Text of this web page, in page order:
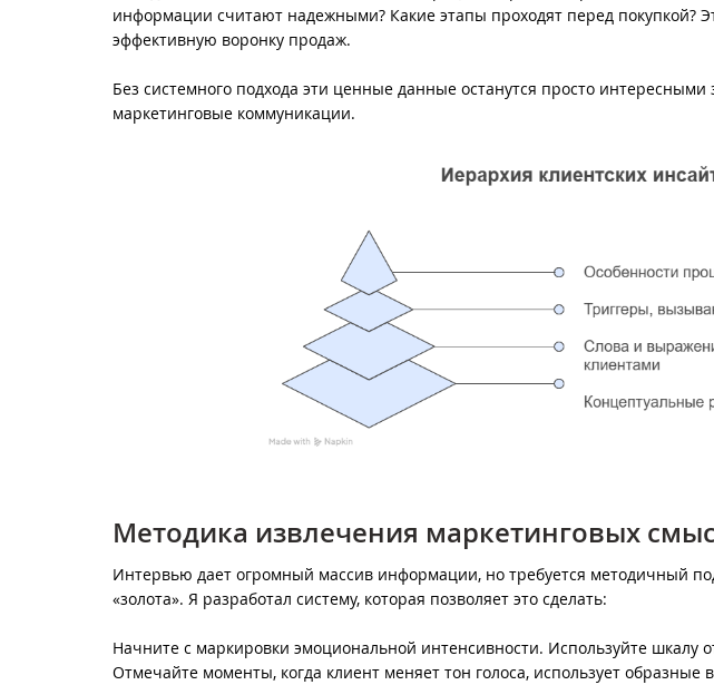
информации считают надежными? Какие этапы проходят перед покупкой?
эффективную воронку продаж.
Без системного подхода эти ценные данные останутся просто
маркетинговые коммуникации.
Методика извлечения маркетинговых
Интервью дает огромный массив информации, но требуется методичный
«золота». Я разработал систему, которая позволяет это сделать:
Начните с маркировки эмоциональной интенсивности. Используйте шкалу
Отмечайте моменты, когда клиент меняет тон голоса, использует образные